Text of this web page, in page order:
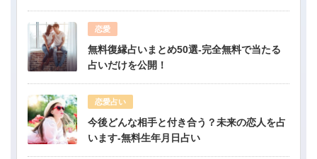
恋愛
無料復縁占いまとめ50選-完全無料で当たる
占いだけを公開！
恋愛占い
今後どんな相手と付き合う？未来の恋人を占
います-無料生年月日占い